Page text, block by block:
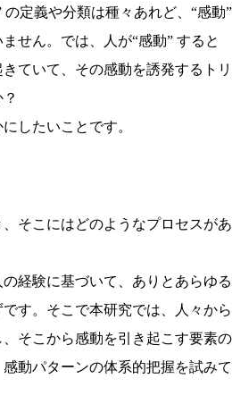
定義や分類は種々あれど、“感動”
せん。では、⼈が“感動” すると
ていて、その感動を誘発するトリ
したいことです。
そこにはどのようなプロセスがあ
経験に基づいて、ありとあらゆる
す。そこで本研究では、⼈々から
そこから感動を引き起こす要素の
動パターンの体系的把握を試みて